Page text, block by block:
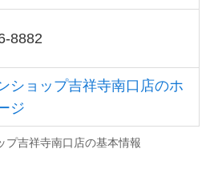
8882
ショップ吉祥寺南口店のホ
ジ
プ吉祥寺南口店の基本情報